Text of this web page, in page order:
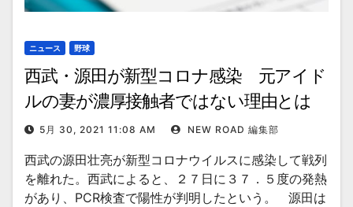
ニュース 野球
西武・源田が新型コロナ感染 元アイド
ルの妻が濃厚接触者ではない理由とは
5月 30, 2021 11:08 AM NEW ROAD 編集部
西武の源田壮亮が新型コロナウイルスに感染して戦列
を離れた。西武によると、２７日に３７．５度の発熱
があり、PCR検査で陽性が判明したという。 源田は